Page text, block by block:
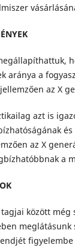
aránya a
az X
azt is
az X
a
között